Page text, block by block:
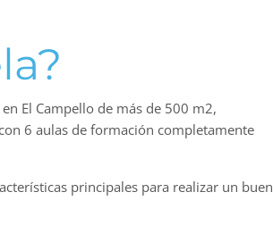
El Campello de más de 500 m2,
6 aulas de formación completamente
principales para realizar un buen